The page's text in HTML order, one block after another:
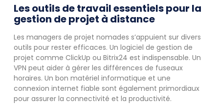
Les outils de travail essentiels pour la
gestion de projet à distance
Les managers de projet nomades s’appuient sur divers
outils pour rester efficaces. Un logiciel de gestion de
projet comme ClickUp ou Bitrix24 est indispensable. Un
VPN peut aider à gérer les différences de fuseaux
horaires. Un bon matériel informatique et une
connexion internet fiable sont également primordiaux
pour assurer la connectivité et la productivité.